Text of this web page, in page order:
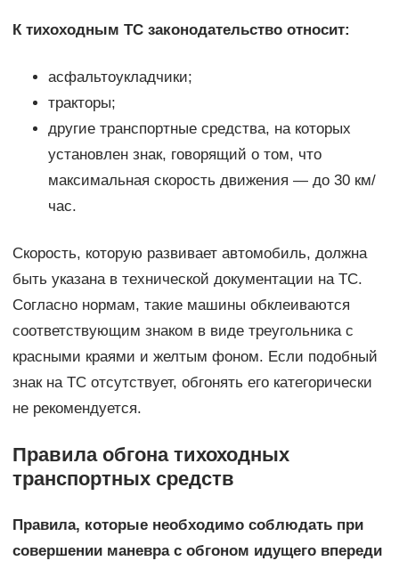
К тихоходным ТС законодательство относит:
асфальтоукладчики;
тракторы;
другие транспортные средства, на которых
установлен знак, говорящий о том, что
максимальная скорость движения — до 30 км/
час.
Скорость, которую развивает автомобиль, должна
быть указана в технической документации на ТС.
Согласно нормам, такие машины обклеиваются
соответствующим знаком в виде треугольника с
красными краями и желтым фоном. Если подобный
знак на ТС отсутствует, обгонять его категорически
не рекомендуется.
Правила обгона тихоходных
транспортных средств
Правила, которые необходимо соблюдать при
совершении маневра с обгоном идущего впереди